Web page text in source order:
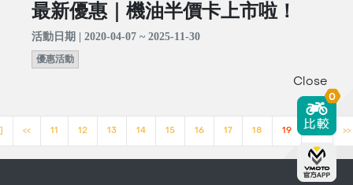
最新優惠｜機油半價卡上市啦！
活動日期 | 2020-04-07 ~ 2025-11-30
優惠活動
<< 11 12 13 14 15 16 17 18 19 20 >>
Close
0